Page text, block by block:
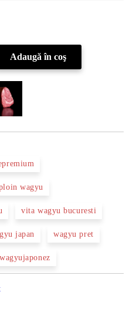
wagyu
vita wagyu bucuresti
japan wagyu pret
wagyujaponez